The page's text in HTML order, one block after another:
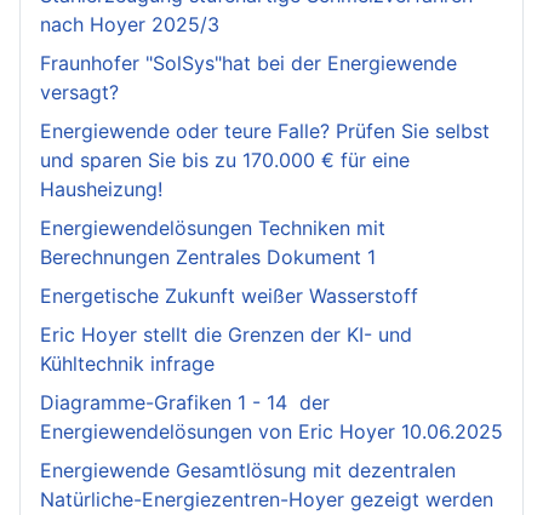
nach Hoyer 2025/3
Fraunhofer "SolSys"hat bei der Energiewende
versagt?
Energiewende oder teure Falle? Prüfen Sie selbst
und sparen Sie bis zu 170.000 € für eine
Hausheizung!
Energiewendelösungen Techniken mit
Berechnungen Zentrales Dokument 1
Energetische Zukunft weißer Wasserstoff
Eric Hoyer stellt die Grenzen der KI- und
Kühltechnik infrage
Diagramme-Grafiken 1 - 14 der
Energiewendelösungen von Eric Hoyer 10.06.2025
Energiewende Gesamtlösung mit dezentralen
Natürliche-Energiezentren-Hoyer gezeigt werden